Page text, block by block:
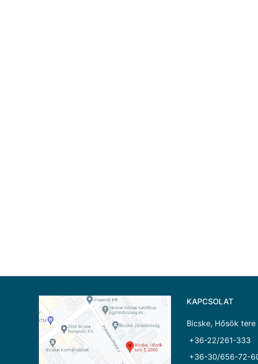
KAPCSOLAT
Bicske, Hősök tere
+36-22/261-333
+36-30/656-72-